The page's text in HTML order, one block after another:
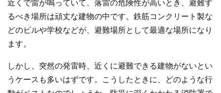
近くで雷が鳴っていて、落雷の危険性が高いとき、避難す
るべき場所は頑丈な建物の中です。鉄筋コンクリート製な
どのビルや学校などが、避難場所として最適な場所になり
ます。
しかし、突然の発雷時、近くに避難できる建物がないとい
うケースも多いはずです。こうしたときに、どのような行